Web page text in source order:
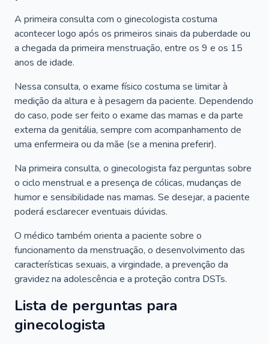
A primeira consulta com o ginecologista costuma
acontecer logo após os primeiros sinais da puberdade ou
a chegada da primeira menstruação, entre os 9 e os 15
anos de idade.
Nessa consulta, o exame físico costuma se limitar à
medição da altura e à pesagem da paciente. Dependendo
do caso, pode ser feito o exame das mamas e da parte
externa da genitália, sempre com acompanhamento de
uma enfermeira ou da mãe (se a menina preferir).
Na primeira consulta, o ginecologista faz perguntas sobre
o ciclo menstrual e a presença de cólicas, mudanças de
humor e sensibilidade nas mamas. Se desejar, a paciente
poderá esclarecer eventuais dúvidas.
O médico também orienta a paciente sobre o
funcionamento da menstruação, o desenvolvimento das
características sexuais, a virgindade, a prevenção da
gravidez na adolescência e a proteção contra DSTs.
Lista de perguntas para
ginecologista